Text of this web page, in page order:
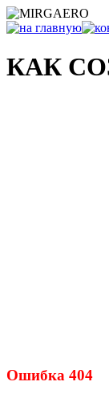
КАК
Ошибка 404